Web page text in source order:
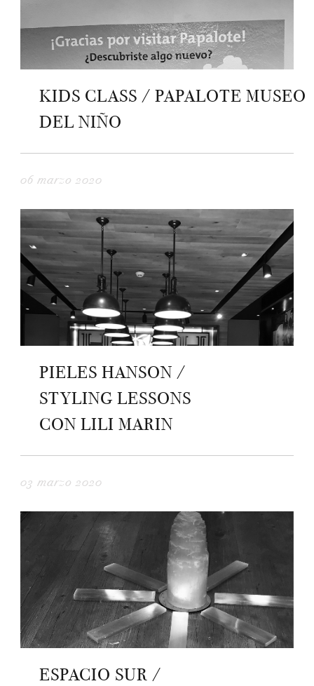
KIDS CLASS / PAPALOTE MUSEO
DEL NIÑO
06 marzo 2020
PIELES HANSON /
STYLING LESSONS
CON LILI MARIN
03 marzo 2020
ESPACIO SUR /